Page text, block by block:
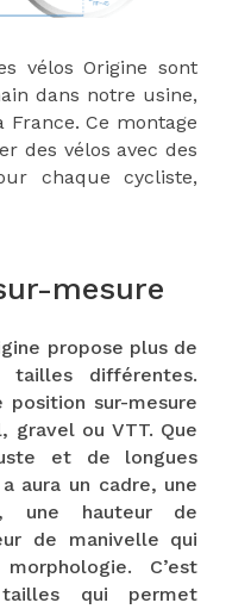
vélos Origine sont
dans notre usine,
France. Ce montage
des vélos avec des
chaque cycliste,
mesure
propose plus de
tailles différentes.
position sur-mesure
ou VTT. Que
et de longues
aura un cadre, une
une hauteur de
de manivelle qui
C’est
qui permet